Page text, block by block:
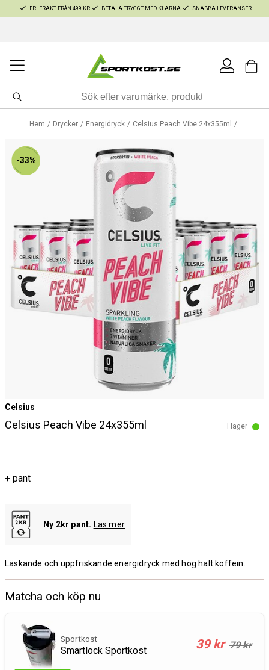
FRI FRAKT FRÅN 499 KR BETALA TRYGGT MED KLARNA SNABBA LEVERANSER
Hem Drycker Energidryck Celsius Peach Vibe 24x355ml
-33%
Celsius
Celsius Peach Vibe 24x355ml I lager
+ pant
Ny 2kr pant. Läs mer
Läskande och uppfriskande energidryck med hög halt koffein.
Matcha och köp nu
Sportkost
Smartlock Sportkost 39 kr 79 kr